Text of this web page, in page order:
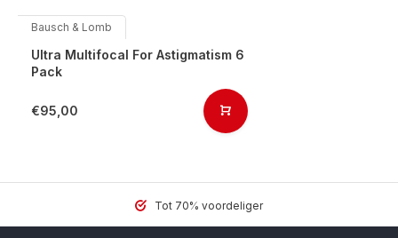
Bausch & Lomb
Ultra Multifocal For Astigmatism 6
Pack
€95,00
Tot 70% voordeliger